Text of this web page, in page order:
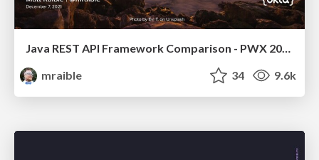
Java REST API Framework Comparison - PWX 2021
mraible
34 9.6k